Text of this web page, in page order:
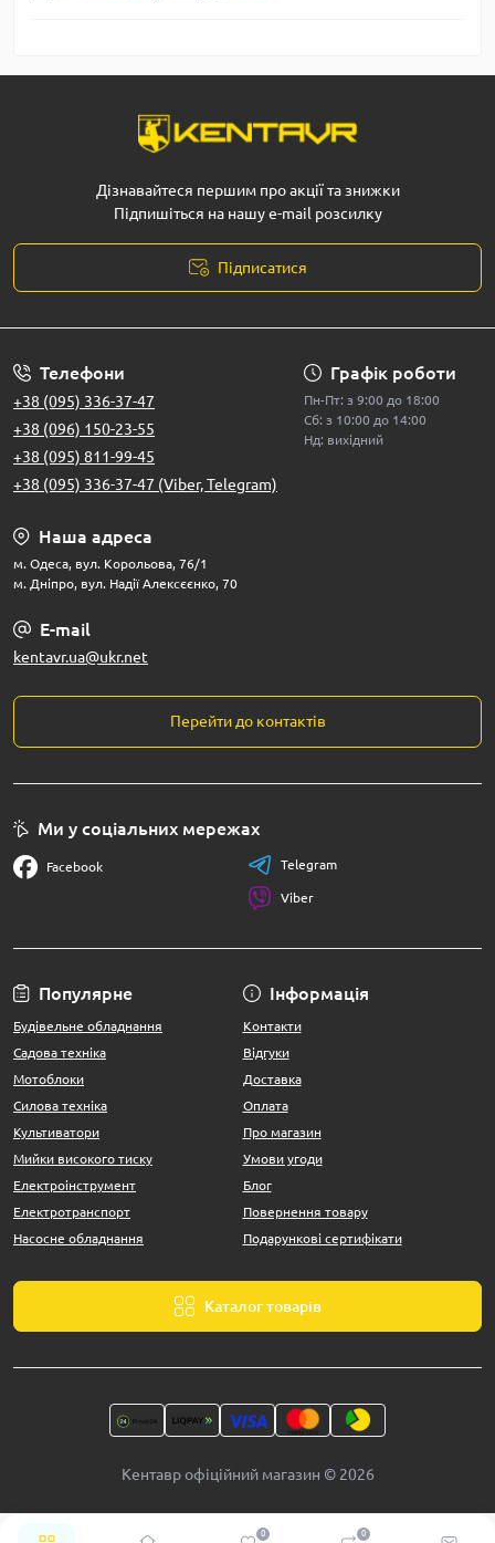
0 0
Дізнавайтеся першим про акції та знижки
Підпишіться на нашу e-mail розсилку
Підписатися
Телефони
+38 (095) 336-37-47
+38 (096) 150-23-55
+38 (095) 811-99-45
+38 (095) 336-37-47 (Viber, Telegram)
Графік роботи
Пн-Пт: з 9:00 до 18:00
Сб: з 10:00 до 14:00
Нд: вихідний
Наша адреса
м. Одеса, вул. Корольова, 76/1
м. Дніпро, вул. Надії Алексєєнко, 70
E-mail
kentavr.ua@ukr.net
Перейти до контактів
Популярне
Будівельне обладнання
Садова техніка
Мотоблоки
Силова техніка
Культиватори
Мийки високого тиску
Електроінструмент
Електротранспорт
Насосне обладнання
Інформація
Контакти
Відгуки
Доставка
Оплата
Про магазин
Умови угоди
Блог
Повернення товару
Подарункові сертифікати
Каталог товарів
Ми у соціальних мережах
Facebook Telegram
Viber
Кентавр офіційний магазин © 2026